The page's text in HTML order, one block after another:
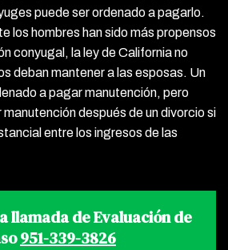
puede ser ordenado a pagarlo.
los hombres han sido más propensos
conyugal, la ley de California no
deban mantener a las esposas. Un
a pagar manutención, pero
después de un divorcio si
entre los ingresos de las
llamada de Evaluación de
951-339-3826